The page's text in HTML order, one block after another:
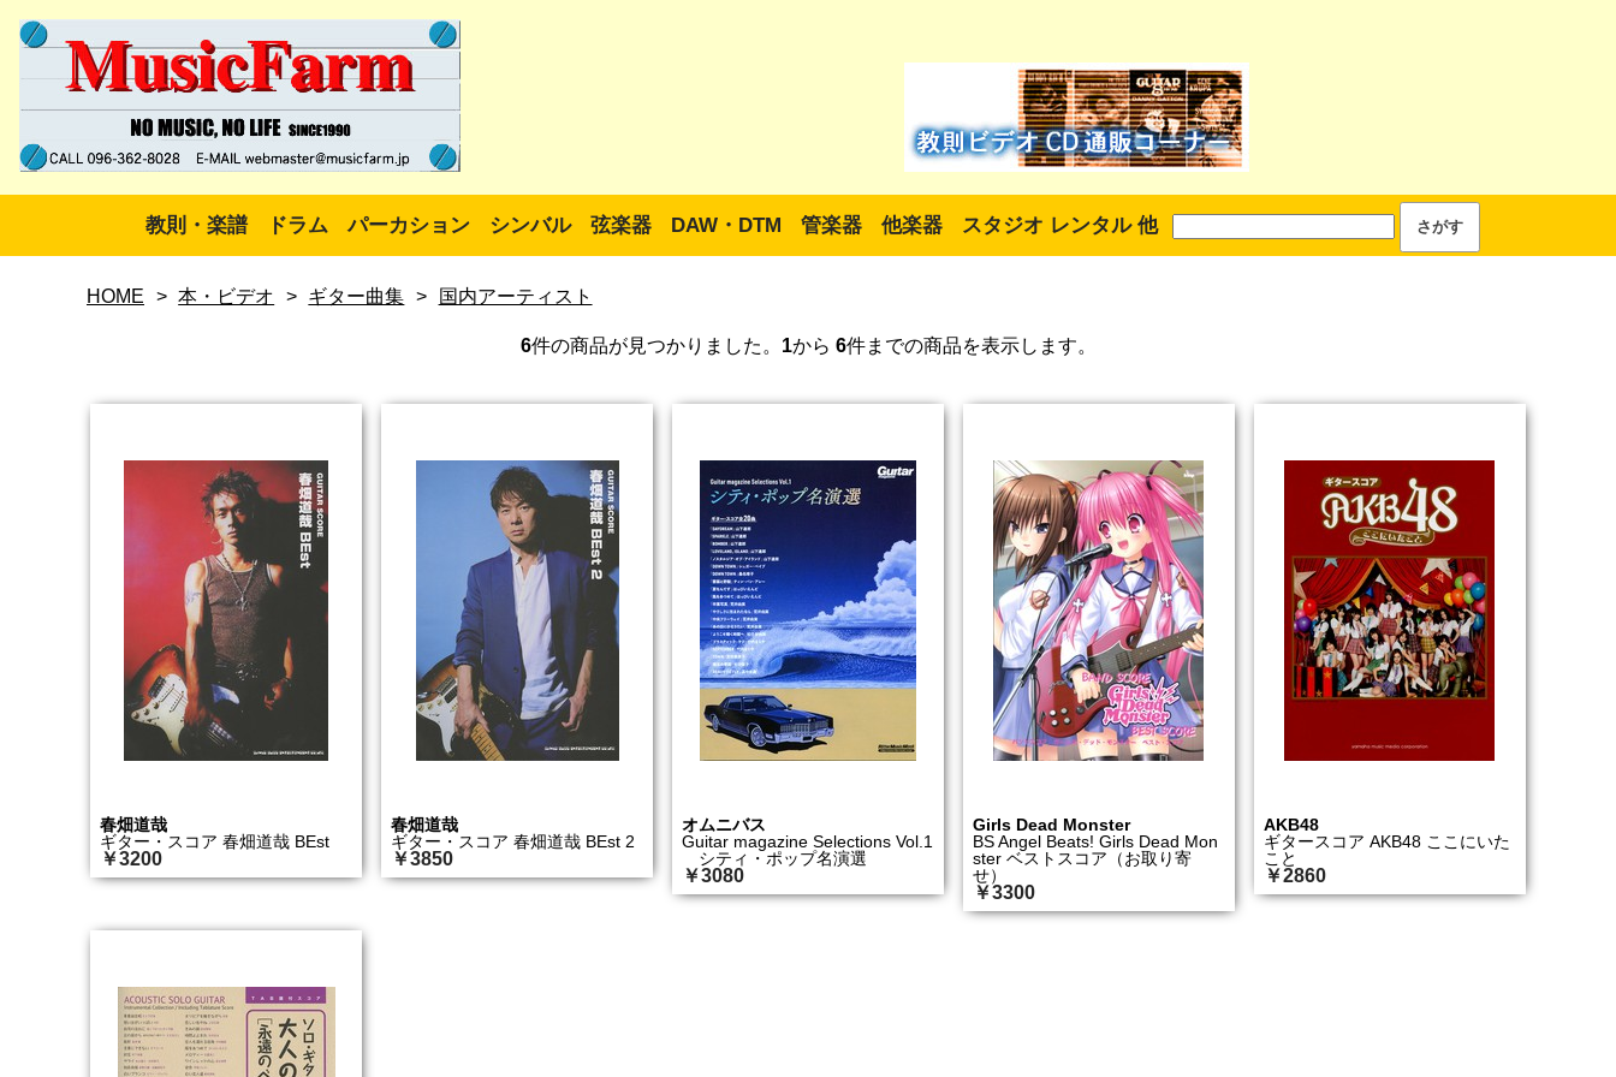
教則・楽譜 ドラム パーカション シンバル 弦楽器 DAW・DTM 管楽器 他楽器 スタジオ レンタル 他
HOME > 本・ビデオ > ギター曲集 > 国内アーティスト
6件の商品が見つかりました。 1から 6件までの商品を表示します。
春畑道哉
ギター・スコア 春畑道哉 BEst
￥3200
春畑道哉
ギター・スコア 春畑道哉 BEst 2
￥3850
オムニバス
Guitar magazine Selections Vol.1
シティ・ポップ名演選
￥3080
Girls Dead Monster
BS Angel Beats! Girls Dead Mon
ster ベストスコア（お取り寄
せ）
￥3300
AKB48
ギタースコア AKB48 ここにいた
こと
￥2860